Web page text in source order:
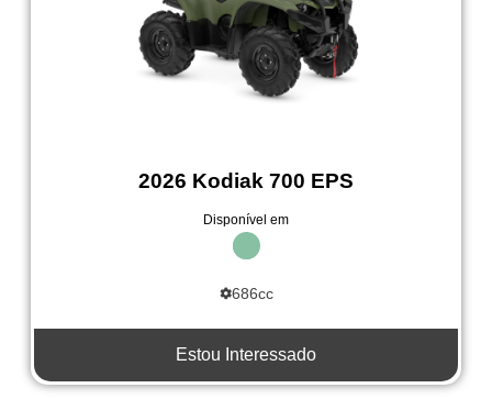
2026 Kodiak 700 EPS
Disponível em
686cc
Estou Interessado